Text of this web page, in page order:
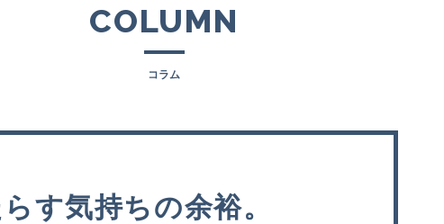
COLUMN
コラム
す気持ちの余裕。